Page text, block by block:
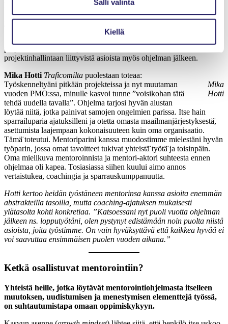
Salli valinta
Kiellä
DigiFinlandissakansallisen tietojohtamisen ja
tiedonhallinnan parissa työskentelevä Kesäläinen piti hyvästä
yhteishengestä, jossa oli mahtavaa olla mukana.
projektiammattilaisiin, joiden kanssa on tullut keskusteltua
projektinhallintaan liittyvistä asioista myös ohjelman jälkeen.
Mika
Hotti
Mika Hotti Traficomilta puolestaan toteaa:
Työskenneltyäni pitkään projekteissa ja nyt muutaman
vuoden PMO:ssa, minulle kasvoi tunne ”voisikohan tätä
tehdä uudella tavalla”. Ohjelma tarjosi hyvän alustan
löytää niitä, jotka painivat samojen ongelmien parissa. Itse hain
sparrailuparia ajatuksilleni ja otetta omasta maailmanjärjestyksestä̈,
asettumista laajempaan kokonaisuuteen kuin oma organisaatio.
Tämä̈ toteutui. Mentoriparini kanssa muodostimme mielestäni hyvän
työparin, jossa omat tavoitteet tukivat yhteistä̈ työtä̈ ja toisinpäin.
Oma mielikuva mentoroinnista ja mentori-aktori suhteesta ennen
ohjelmaa oli kapea. Tosiasiassa siihen kuului aimo annos
vertaistukea, coachingia ja sparrauskumppanuutta.
Hotti kertoo heidän työstäneen mentorinsa kanssa asioita enemmän
abstrakteilla tasoilla, mutta coaching-ajatuksen mukaisesti
ylätasolta kohti konkretiaa. ”Katsoessani nyt puoli vuotta ohjelman
jälkeen ns. lopputyötäni, olen pystynyt edistämään noin puolta niistä
asioista, joita työstimme. On vain hyväksyttävä että kaikkea hyvää ei
voi saavuttaa ensimmäisen puolen vuoden aikana.”
Ketkä osallistuvat mentorointiin?
Yhteistä heille, jotka löytävät mentorointiohjelmasta itselleen
muutoksen, uudistumisen ja menestymisen elementtejä työssä,
on suhtautumistapa omaan oppimiskykyyn.